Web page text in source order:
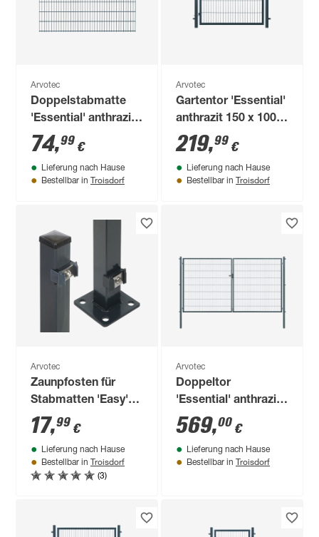
Arvotec
Doppelstabmatte
'Essential' anthrazit
200 x 143 cm, UV-
und
witterungsbeständig
74,99 €
Lieferung nach Hause
Bestellbar in Troisdorf
Arvotec
Gartentor 'Essential'
anthrazit 150 x 100
cm, mit
Zaunanschluss
219,99 €
Lieferung nach Hause
Bestellbar in Troisdorf
Arvotec
Zaunpfosten für
Stabmatten 'Easy'
anthrazit 4 x 4 x 88
cm
17,99 €
Lieferung nach Hause
Bestellbar in Troisdorf
(3)
Arvotec
Doppeltor
'Essential' anthrazit
400 x 160 cm, mit
Zaunanschluss
569,00 €
Lieferung nach Hause
Bestellbar in Troisdorf